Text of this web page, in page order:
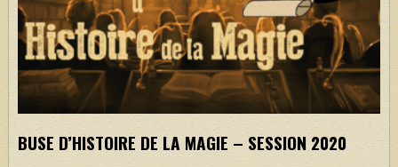
BUSE D’HISTOIRE DE LA MAGIE – SESSION 2020